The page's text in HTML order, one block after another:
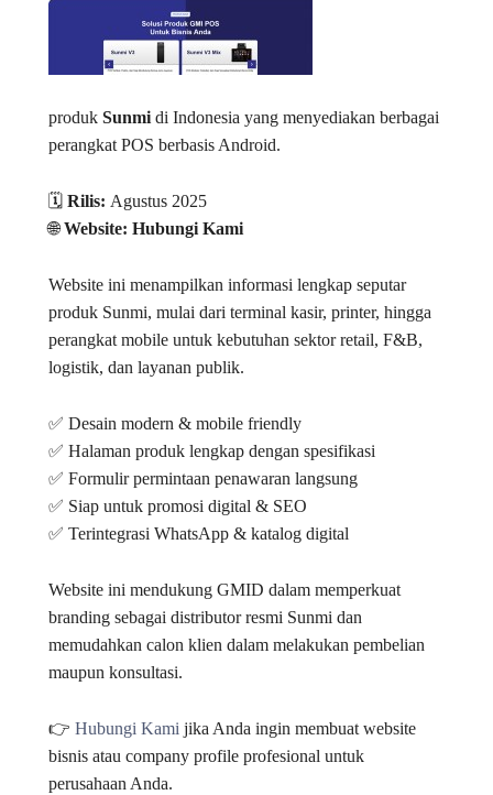
produk Sunmidi Indonesia yang menyediakan berbagai
perangkat POS berbasis Android.
🗓️ Rilis: Agustus 2025
🌐Website: Hubungi Kami
Website ini menampilkan informasi lengkap seputar
produk Sunmi, mulai dari terminal kasir, printer, hingga
perangkat mobile untuk kebutuhan sektor retail, F&B,
logistik, dan layanan publik.
✅ Desain modern & mobile friendly
✅ Halaman produk lengkap dengan spesifikasi
✅ Formulir permintaan penawaran langsung
✅ Siap untuk promosi digital & SEO
✅ Terintegrasi WhatsApp & katalog digital
Website ini mendukung GMID dalam memperkuat
branding sebagai distributor resmi Sunmi dan
memudahkan calon klien dalam melakukan pembelian
maupun konsultasi.
👉 Hubungi Kami jika Anda ingin membuat website
bisnis atau company profile profesional untuk
perusahaan Anda.